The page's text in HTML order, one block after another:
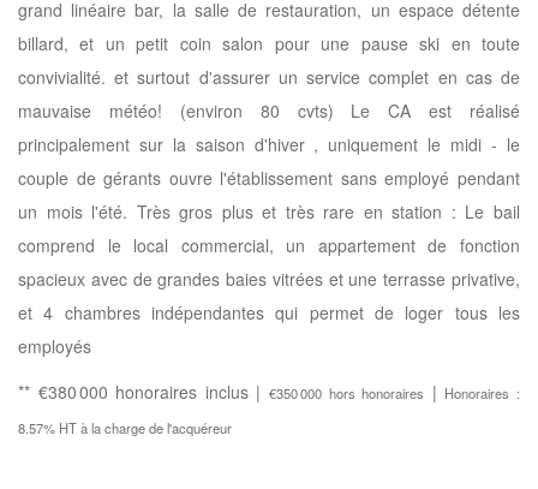
grand linéaire bar, la salle de restauration, un espace détente
billard, et un petit coin salon pour une pause ski en toute
convivialité. et surtout d'assurer un service complet en cas de
mauvaise météo! (environ 80 cvts) Le CA est réalisé
principalement sur la saison d'hiver , uniquement le midi - le
couple de gérants ouvre l'établissement sans employé pendant
un mois l'été. Très gros plus et très rare en station : Le bail
comprend le local commercial, un appartement de fonction
spacieux avec de grandes baies vitrées et une terrasse privative,
et 4 chambres indépendantes qui permet de loger tous les
employés
** €380 000 honoraires inclus |€350 000 hors honoraires | Honoraires :
8.57% HT à la charge de l'acquéreur